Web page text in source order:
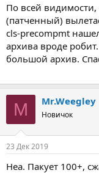
По всей видимости,
(патченный)
cls-precompmt
архива вроде
большой архив.
M Mr.Weegley
Новичок
23 Дек 2019
Неа. Пакует 100+,